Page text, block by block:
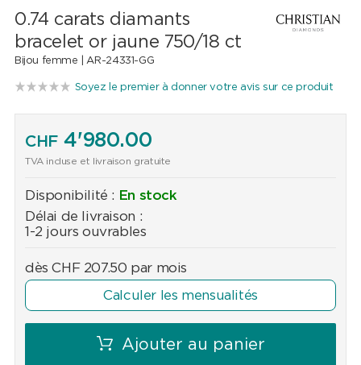
0.74 carats diamants
bracelet or jaune 750/18 ct
Bijou femme |AR-24331-GG
Soyez le premier à donner votre avis sur ce produit
CHF4'980.00
TVA incluse et livraison gratuite
Disponibilité : En stock
Délai de livraison :
1-2 jours ouvrables
dèsCHF 207.50 par mois
Calculer les mensualités
Ajouter au panier